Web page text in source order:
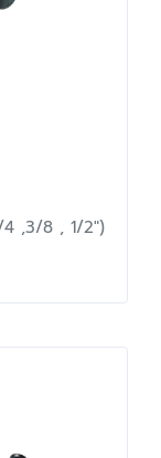
4 ,3/8 , 1/2")